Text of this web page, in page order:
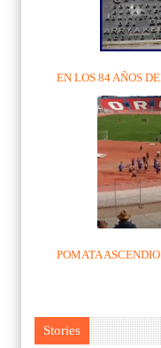
EN LOS 84 AÑOS
POMATA ASCENDIO
Stories